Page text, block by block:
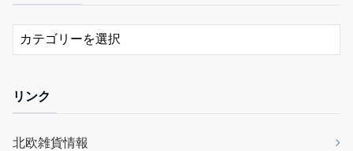
リンク
北欧雑貨情報